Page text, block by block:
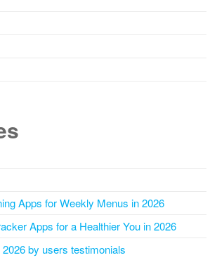
Apps for Weekly Menus in 2026
Apps for a Healthier You in 2026
by users testimonials